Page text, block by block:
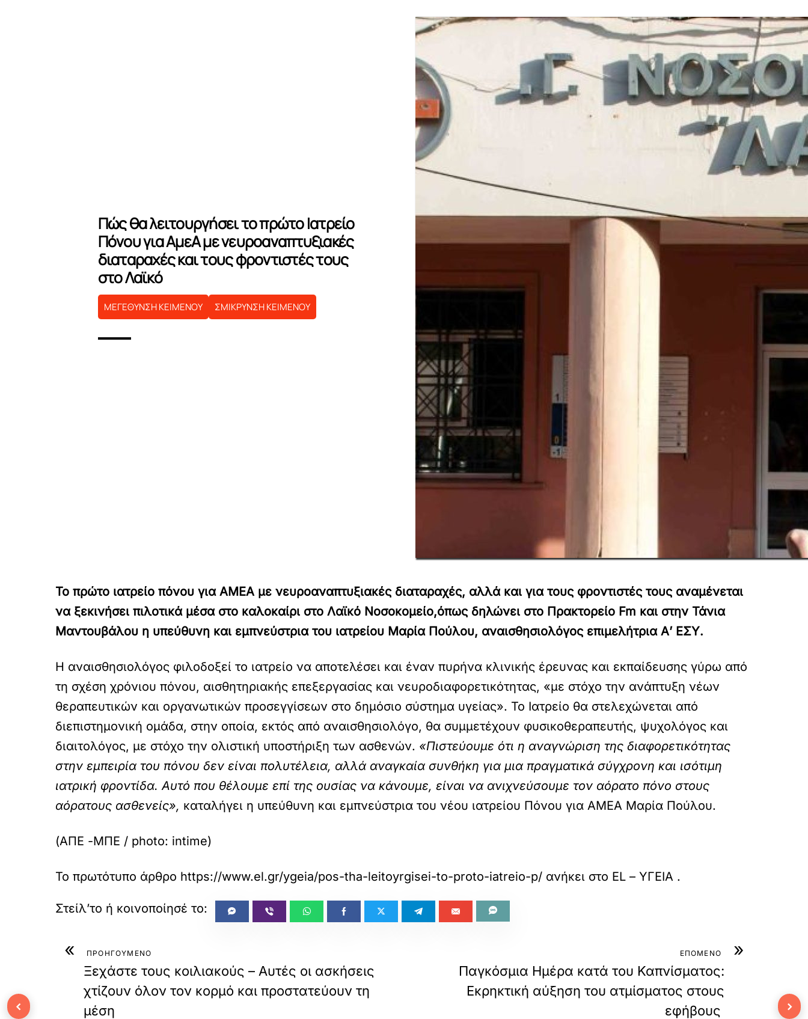
Πώς θα λειτουργήσει το πρώτο Ιατρείο
Πόνου για ΑμεΑ με νευροαναπτυξιακές
διαταραχές και τους φροντιστές τους
στο Λαϊκό
ΜΕΓΕΘΥΝΣΗ ΚΕΙΜΕΝΟΥ ΣΜΙΚΡΥΝΣΗ ΚΕΙΜΕΝΟΥ
Το πρώτο ιατρείο πόνου για ΑΜΕΑ με νευροαναπτυξιακές διαταραχές, αλλά και για τους φροντιστές τους αναμένεται
να ξεκινήσει πιλοτικά μέσα στο καλοκαίρι στο Λαϊκό Νοσοκομείο,όπως δηλώνει στο Πρακτορείο Fm και στην Τάνια
Μαντουβάλου η υπεύθυνη και εμπνεύστρια του ιατρείου Μαρία Πούλου, αναισθησιολόγος επιμελήτρια Α’ ΕΣΥ.
H αναισθησιολόγος φιλοδοξεί το ιατρείο να αποτελέσει και έναν πυρήνα κλινικής έρευνας και εκπαίδευσης γύρω από
τη σχέση χρόνιου πόνου, αισθητηριακής επεξεργασίας και νευροδιαφορετικότητας, «με στόχο την ανάπτυξη νέων
θεραπευτικών και οργανωτικών προσεγγίσεων στο δημόσιο σύστημα υγείας». Το Ιατρείο θα στελεχώνεται από
διεπιστημονική ομάδα, στην οποία, εκτός από αναισθησιολόγο, θα συμμετέχουν φυσικοθεραπευτής, ψυχολόγος και
διαιτολόγος, με στόχο την ολιστική υποστήριξη των ασθενών. «Πιστεύουμε ότι η αναγνώριση της διαφορετικότητας
στην εμπειρία του πόνου δεν είναι πολυτέλεια, αλλά αναγκαία συνθήκη για μια πραγματικά σύγχρονη και ισότιμη
ιατρική φροντίδα. Αυτό που θέλουμε επί της ουσίας να κάνουμε, είναι να ανιχνεύσουμε τον αόρατο πόνο στους
αόρατους ασθενείς», καταλήγει η υπεύθυνη και εμπνεύστρια του νέου ιατρείου Πόνου για ΑΜΕΑ Μαρία Πούλου.
(ΑΠΕ -ΜΠΕ / photo: intime)
Το πρωτότυπο άρθρο https://www.el.gr/ygeia/pos-tha-leitoyrgisei-to-proto-iatreio-p/ ανήκει στο EL – ΥΓΕΙΑ .
« ΠΡΟΗΓΟΥΜΕΝΟ
Ξεχάστε τους κοιλιακούς – Αυτές οι ασκήσεις
χτίζουν όλον τον κορμό και προστατεύουν τη
μέση
»
ΕΠΟΜΕΝΟ
Παγκόσμια Ημέρα κατά του Καπνίσματος:
Εκρηκτική αύξηση του ατμίσματος στους
εφήβους
‹ ›